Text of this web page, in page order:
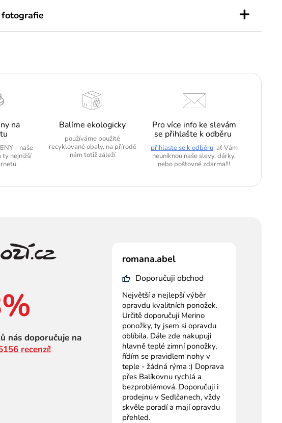
+
na
- naše
ty nejnižší
Balíme ekologicky
používáme použité
recyklované obaly, na přírodě
nám totiž záleží
Pro více info ke slevám
se přihlašte k odběru
přihlaste se k odběru, ať Vám
neuniknou naše slevy, dárky,
nebo poštovné zdarma!!!
nás doporučuje na
recenzí!
romana.abel
Doporučuji obchod
Největší a nejlepší výběr
opravdu kvalitních ponožek.
Určitě doporučuji Merino
ponožky, ty jsem si opravdu
oblíbila. Dále zde nakupuji
hlavně teplé zimní ponožky,
řídím se pravidlem nohy v
teple - žádná rýma :) Doprava
přes Balíkovnu rychlá a
bezproblémová. Doporučuji i
prodejnu v Sedlčanech, vždy
skvěle poradí a mají opravdu
přehled.